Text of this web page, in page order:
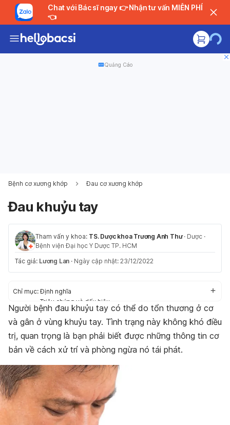
Chat với Bác sĩ ngay 👉 Nhận tư vấn MIỄN PHÍ
👈
Quảng Cáo
Bệnh cơ xương khớp Đau cơ xương khớp
Đau khuỷu tay
Tham vấn y khoa: TS. Dược khoa Trương Anh Thư · Dược ·
Bệnh viện Đại học Y Dược TP. HCM
Tác giả: Lương Lan · Ngày cập nhật: 23/12/2022
Chỉ mục: Định nghĩa
Triệu chứng và dấu hiệu
Nguyên nhân
Nguy cơ
Điều trị
Phong cách sống và thói quen sinh hoạt
Người bệnh đau khuỷu tay có thể do tổn thương ở cơ
và gân ở vùng khuỷu tay. Tình trạng này không khó điều
trị, quan trọng là bạn phải biết được những thông tin cơ
bản về cách xử trí và phòng ngừa nó tái phát.